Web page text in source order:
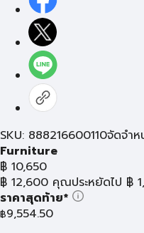
SKU: 888216600110จัดจำห
Furniture
฿ 10,650
฿ 12,600 คุณประหยัดไป ฿
ราคาสุดท้าย*
฿9,554.50